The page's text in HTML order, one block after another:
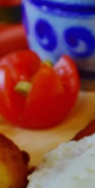
Image credits: Getty